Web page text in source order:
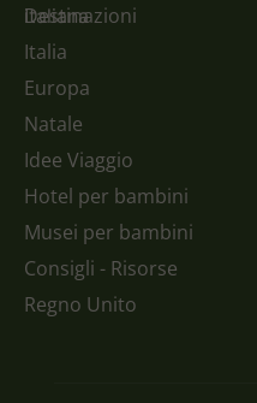
Destinazioni
Italia
Europa
Natale
Idee Viaggio
Hotel per bambini
Musei per bambini
Consigli - Risorse
Regno Unito